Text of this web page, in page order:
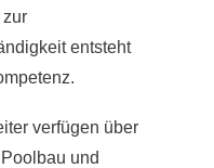
entsteht
verfügen über
und